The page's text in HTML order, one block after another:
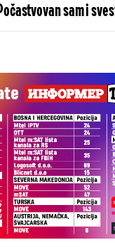
sam i
velikom istorijom"